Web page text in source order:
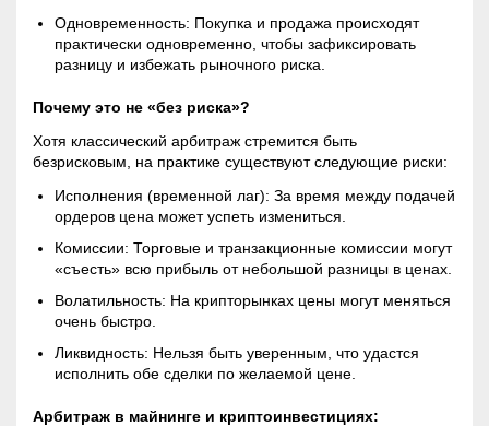
Одновременность: Покупка и продажа происходят
практически одновременно, чтобы зафиксировать
разницу и избежать рыночного риска.
Почему это не «без риска»?
Хотя классический арбитраж стремится быть
безрисковым, на практике существуют следующие риски:
Исполнения (временной лаг): За время между подачей
ордеров цена может успеть измениться.
Комиссии: Торговые и транзакционные комиссии могут
«съесть» всю прибыль от небольшой разницы в ценах.
Волатильность: На крипторынках цены могут меняться
очень быстро.
Ликвидность: Нельзя быть уверенным, что удастся
исполнить обе сделки по желаемой цене.
Арбитраж в майнинге и криптоинвестициях: